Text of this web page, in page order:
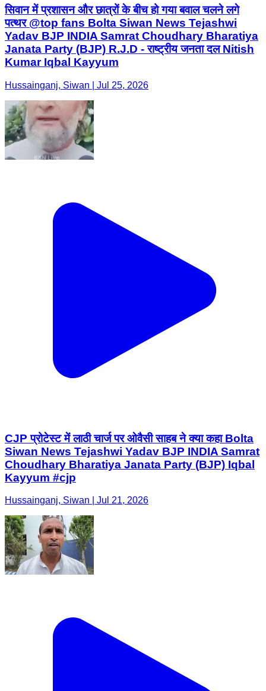
सिवान में प्रशासन और छात्रों के बीच हो गया बवाल चलने लगे
पत्थर @top fans Bolta Siwan News Tejashwi
Yadav BJP INDIA Samrat Choudhary Bharatiya
Janata Party (BJP) R.J.D - राष्ट्रीय जनता दल Nitish
Kumar Iqbal Kayyum
Hussainganj, Siwan | Jul 25, 2026
CJP प्रोटेस्ट में लाठी चार्ज पर ओवैसी साहब ने क्या कहा Bolta
Siwan News Tejashwi Yadav BJP INDIA Samrat
Choudhary Bharatiya Janata Party (BJP) Iqbal
Kayyum #cjp
Hussainganj, Siwan | Jul 21, 2026